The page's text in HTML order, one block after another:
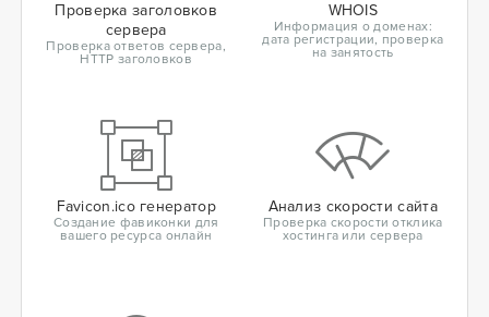
Проверка заголовков
сервера
Проверка ответов сервера,
HTTP заголовков
WHOIS
Информация о доменах:
дата регистрации, проверка
на занятость
Favicon.ico генератор
Создание фавиконки для
вашего ресурса онлайн
Анализ скорости сайта
Проверка скорости отклика
хостинга или сервера